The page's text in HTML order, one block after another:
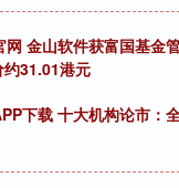
网 金山软件获富国基金
31.01港元
下载 十大机构论市：